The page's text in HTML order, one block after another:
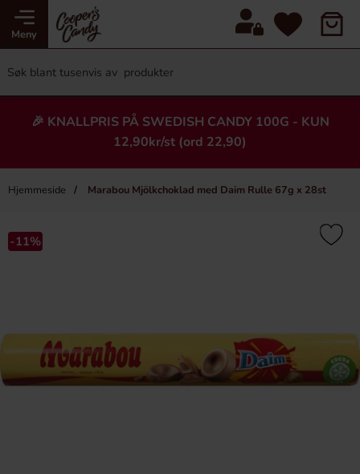
Meny
🎉 KNALLPRIS PÅ SWEDISH CANDY 100G - KUN
12,90kr/st (ord 22,90)
Hjemmeside Marabou Mjölkchoklad med Daim Rulle 67g x 28st
×
-11%